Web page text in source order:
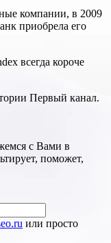
компании, в 2009
приобрела его
всегда короче
Первый канал.
с Вами в
поможет,
или просто